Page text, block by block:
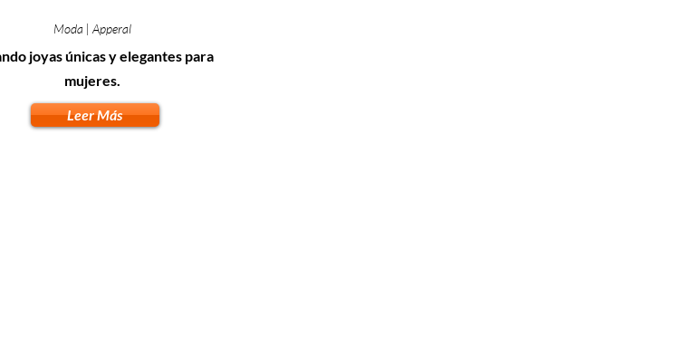
Moda | Apperal
joyas únicas y elegantes para
mujeres.
Leer Más